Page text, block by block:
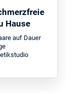
Hause
auf Dauer